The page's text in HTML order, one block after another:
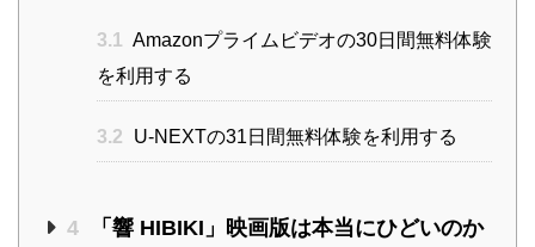
3.1 Amazonプライムビデオの30日間無料体験
を利用する
3.2 U-NEXTの31日間無料体験を利用する
4
「響 HIBIKI」映画版は本当にひどいのか